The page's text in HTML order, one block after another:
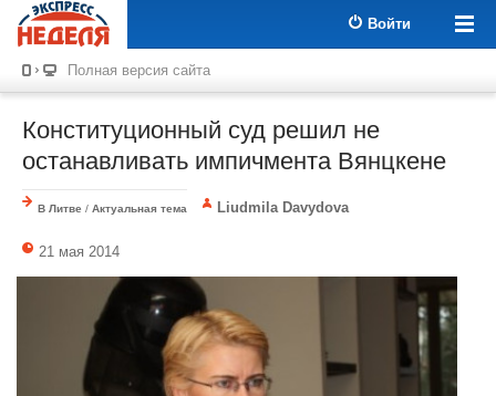
Войти
Полная версия сайта
Конституционный суд решил не
останавливать импичмента Вянцкене
В Литве / Актуальная тема Liudmila Davydova
21 мая 2014